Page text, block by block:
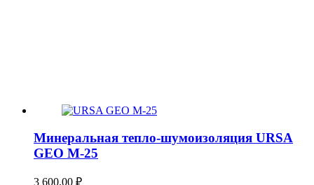
Минеральная тепло-шумоизоляция URSA
GEO М-25
3 600,00 ₽